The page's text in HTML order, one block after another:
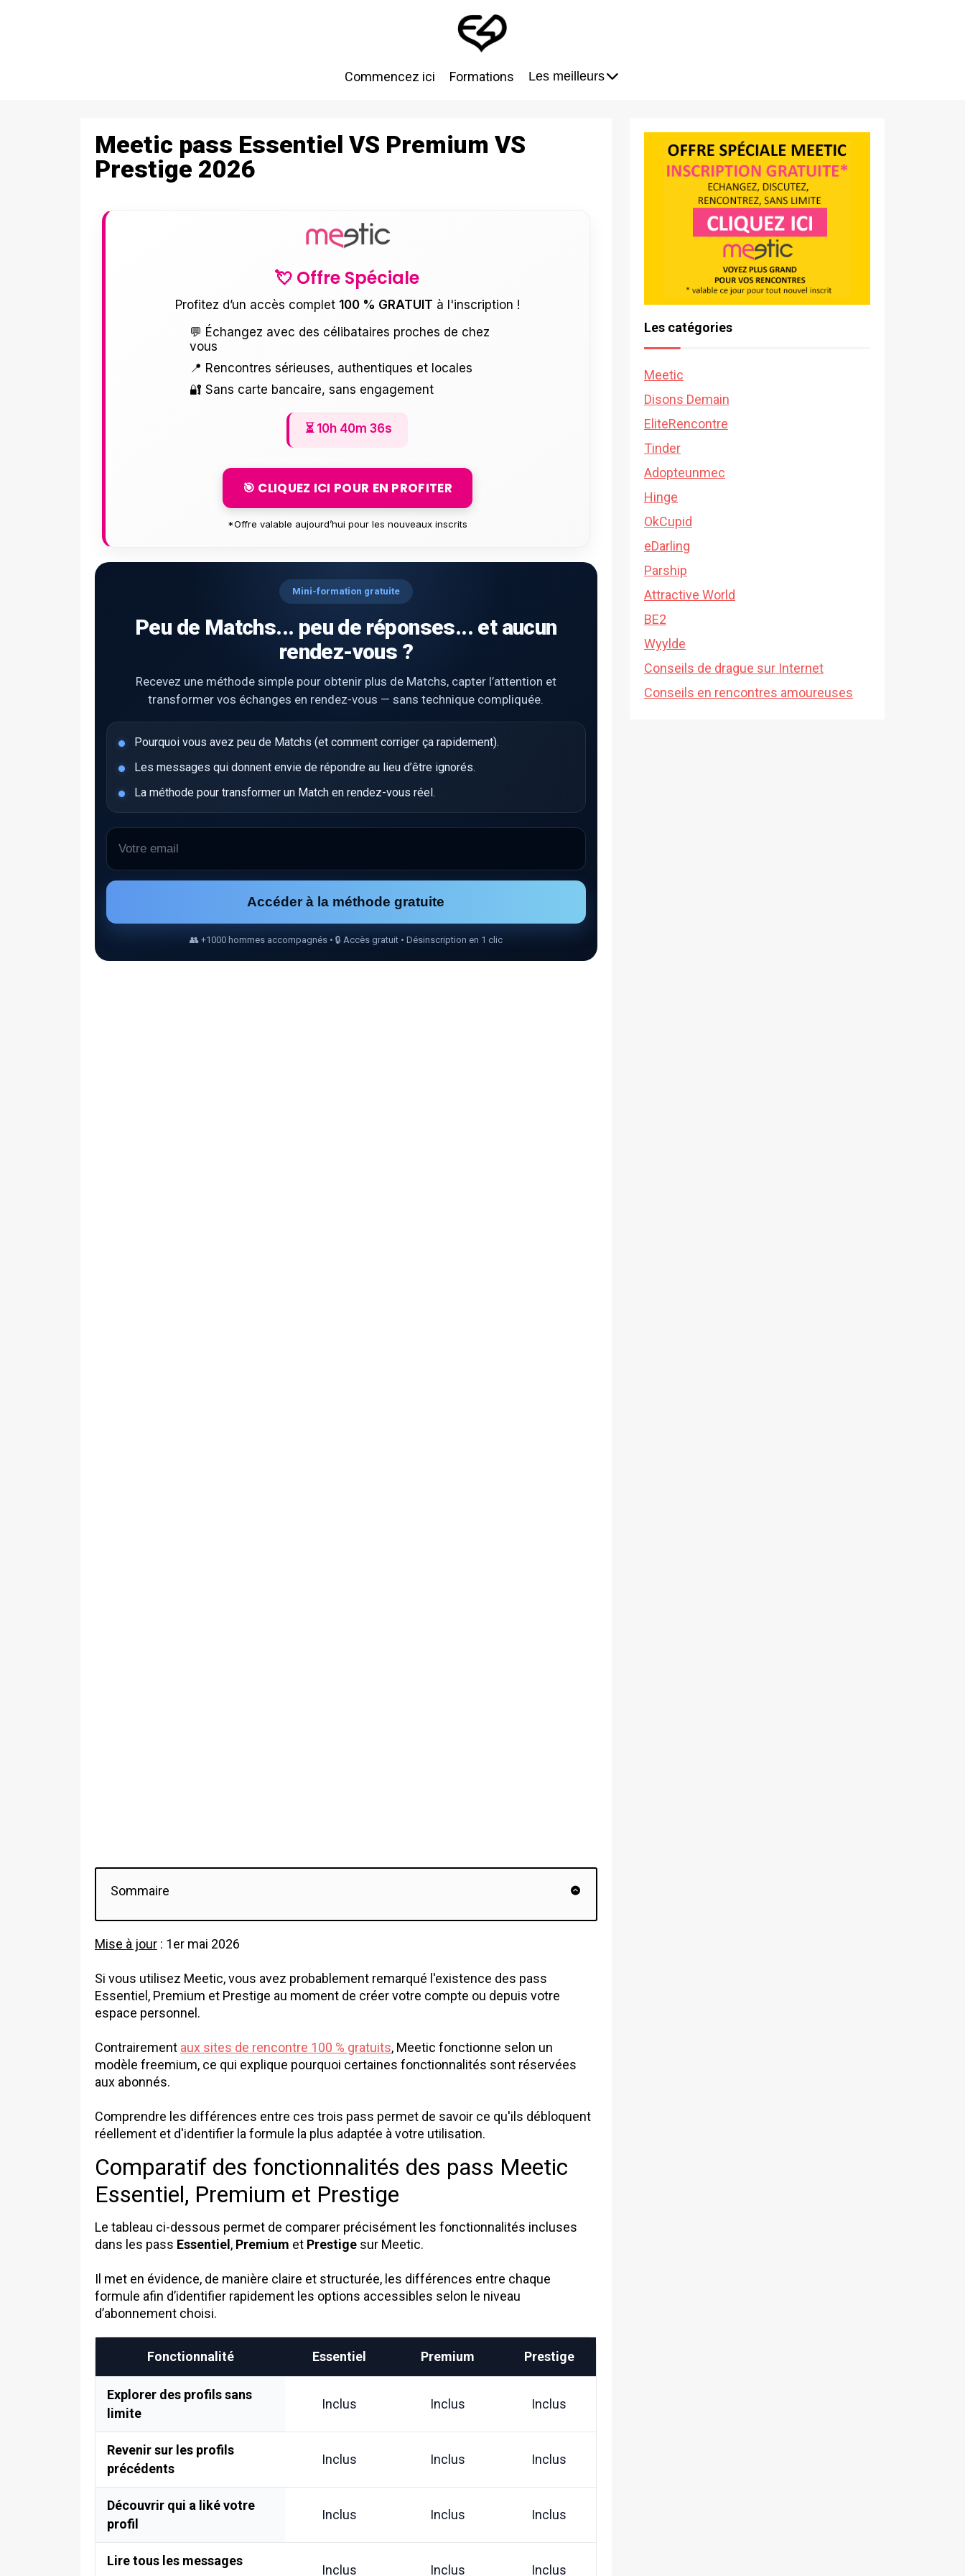
Commencez ici Formations Les meilleurs
Meetic pass Essentiel VS Premium VS
Prestige 2026
💘 Offre Spéciale
Profitez d’un accès complet 100 % GRATUIT à l'inscription !
💬 Échangez avec des célibataires proches de chez
vous
📍 Rencontres sérieuses, authentiques et locales
🔐 Sans carte bancaire, sans engagement
⏳ 10h 40m 35s
🎯 CLIQUEZ ICI POUR EN PROFITER
*Offre valable aujourd’hui pour les nouveaux inscrits
Mini-formation gratuite
Peu de Matchs... peu de réponses... et aucun
rendez-vous ?
Recevez une méthode simple pour obtenir plus de Matchs, capter l’attention et
transformer vos échanges en rendez-vous — sans technique compliquée.
Pourquoi vous avez peu de Matchs (et comment corriger ça rapidement).
Les messages qui donnent envie de répondre au lieu d’être ignorés.
La méthode pour transformer un Match en rendez-vous réel.
Accéder à la méthode gratuite
👥 +1000 hommes accompagnés • 🔒 Accès gratuit • Désinscription en 1 clic
Sommaire
Mise à jour : 1er mai 2026
Si vous utilisez Meetic, vous avez probablement remarqué l'existence des pass
Essentiel, Premium et Prestige au moment de créer votre compte ou depuis votre
espace personnel.
Contrairement aux sites de rencontre 100 % gratuits, Meetic fonctionne selon un
modèle freemium, ce qui explique pourquoi certaines fonctionnalités sont réservées
aux abonnés.
Comprendre les différences entre ces trois pass permet de savoir ce qu'ils débloquent
réellement et d'identifier la formule la plus adaptée à votre utilisation.
Comparatif des fonctionnalités des pass Meetic
Essentiel, Premium et Prestige
Le tableau ci-dessous permet de comparer précisément les fonctionnalités incluses
dans les pass Essentiel , Premium et Prestige sur Meetic.
Il met en évidence, de manière claire et structurée, les différences entre chaque
formule afin d’identifier rapidement les options accessibles selon le niveau
d’abonnement choisi.
Fonctionnalité Essentiel Premium Prestige
Explorer des profils sans
limite
Inclus Inclus Inclus
Revenir sur les profils
précédents
Inclus Inclus Inclus
Découvrir qui a liké votre
profil
Inclus Inclus Inclus
Lire tous les messages
Inclus Inclus Inclus
Les catégories
Meetic
Disons Demain
EliteRencontre
Tinder
Adopteunmec
Hinge
OkCupid
eDarling
Parship
Attractive World
BE2
Wyylde
Conseils de drague sur Internet
Conseils en rencontres amoureuses